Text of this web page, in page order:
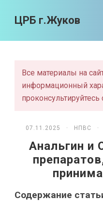
ЦРБ г.Жуков
Все материалы на
информационный
07.11.2025 · НПВС ·
Анальгин и
Содержание